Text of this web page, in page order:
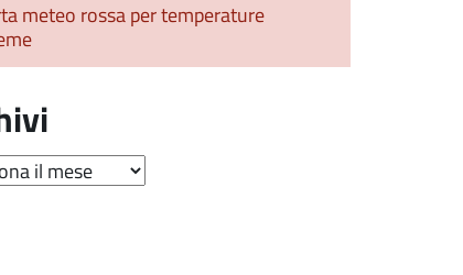
meteo rossa per temperature